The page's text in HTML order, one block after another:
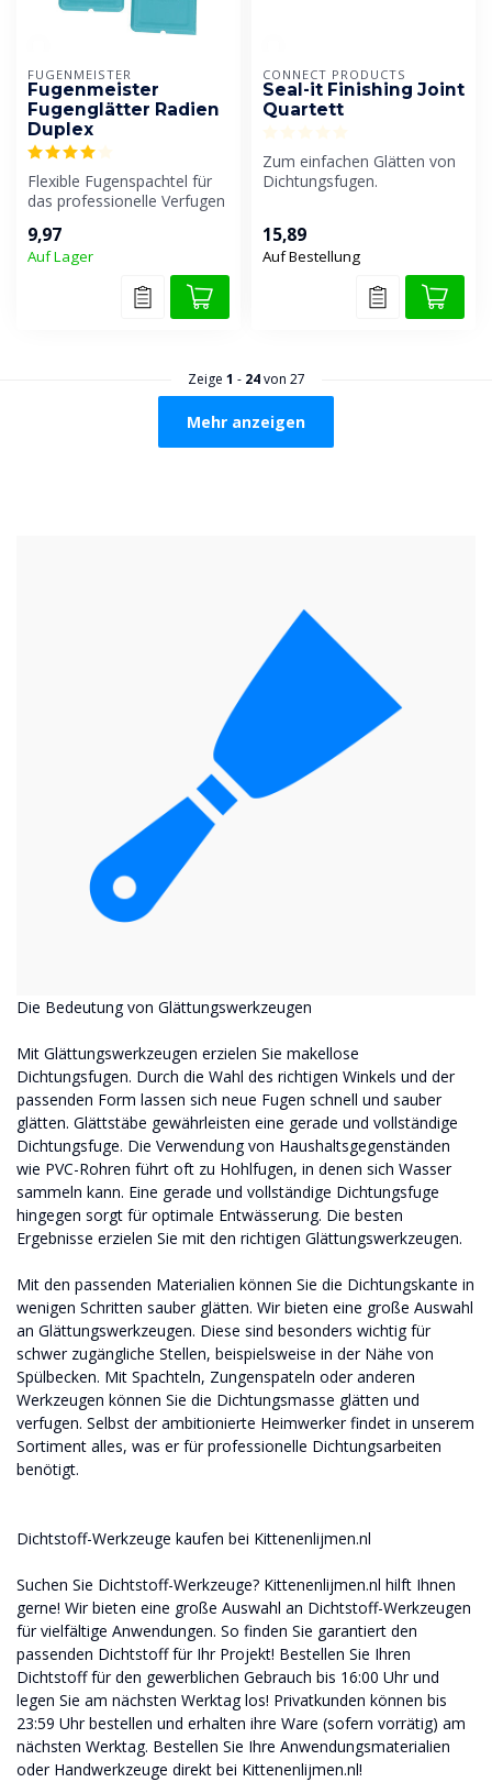
FUGENMEISTER
Fugenmeister
Fugenglätter Radien
Duplex
Flexible Fugenspachtel für
das professionelle Verfugen
9,97
Auf Lager
CONNECT PRODUCTS
Seal-it Finishing Joint
Quartett
Zum einfachen Glätten von
Dichtungsfugen.
15,89
Auf Bestellung
Zeige 1 - 24von 27
Mehr anzeigen
Die Bedeutung von Glättungswerkzeugen
Mit Glättungswerkzeugen erzielen Sie makellose
Dichtungsfugen. Durch die Wahl des richtigen Winkels und der
passenden Form lassen sich neue Fugen schnell und sauber
glätten. Glättstäbe gewährleisten eine gerade und vollständige
Dichtungsfuge. Die Verwendung von Haushaltsgegenständen
wie PVC-Rohren führt oft zu Hohlfugen, in denen sich Wasser
sammeln kann. Eine gerade und vollständige Dichtungsfuge
hingegen sorgt für optimale Entwässerung. Die besten
Ergebnisse erzielen Sie mit den richtigen Glättungswerkzeugen.
Mit den passenden Materialien können Sie die Dichtungskante in
wenigen Schritten sauber glätten. Wir bieten eine große Auswahl
an Glättungswerkzeugen. Diese sind besonders wichtig für
schwer zugängliche Stellen, beispielsweise in der Nähe von
Spülbecken. Mit Spachteln, Zungenspateln oder anderen
Werkzeugen können Sie die Dichtungsmasse glätten und
verfugen. Selbst der ambitionierte Heimwerker findet in unserem
Sortiment alles, was er für professionelle Dichtungsarbeiten
benötigt.
Dichtstoff-Werkzeuge kaufen bei Kittenenlijmen.nl
Suchen Sie Dichtstoff-Werkzeuge? Kittenenlijmen.nl hilft Ihnen
gerne! Wir bieten eine große Auswahl an Dichtstoff-Werkzeugen
für vielfältige Anwendungen. So finden Sie garantiert den
passenden Dichtstoff für Ihr Projekt! Bestellen Sie Ihren
Dichtstoff für den gewerblichen Gebrauch bis 16:00 Uhr und
legen Sie am nächsten Werktag los! Privatkunden können bis
23:59 Uhr bestellen und erhalten ihre Ware (sofern vorrätig) am
nächsten Werktag. Bestellen Sie Ihre Anwendungsmaterialien
oder Handwerkzeuge direkt bei Kittenenlijmen.nl!